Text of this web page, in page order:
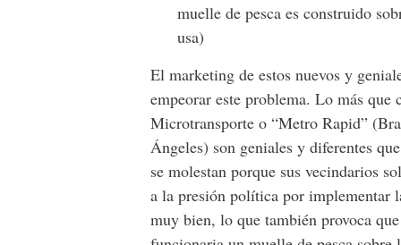
muelle de pesca es construido
usa)
El marketing de estos nuevos y
empeorar este problema. Lo más
Microtransporte o “Metro Rapid”
Ángeles) son geniales y diferentes
se molestan porque sus vecindarios
a la presión política por implementar
muy bien, lo que también provoca